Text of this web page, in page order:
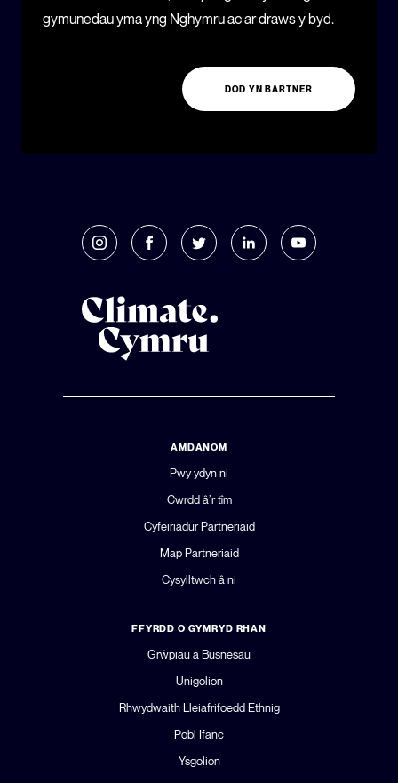
gymunedau yma yng Nghymru ac ar draws y byd.
DOD YN BARTNER
AMDANOM
Pwy ydyn ni
Cwrdd â’r tîm
Cyfeiriadur Partneriaid
Map Partneriaid
Cysylltwch â ni
FFYRDD O GYMRYD RHAN
Grŵpiau a Busnesau
Unigolion
Rhwydwaith Lleiafrifoedd Ethnig
Pobl Ifanc
Ysgolion